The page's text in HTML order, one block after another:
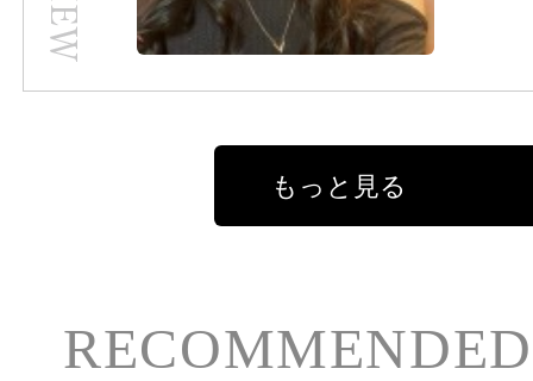
もっと見る
RECOMMENDED